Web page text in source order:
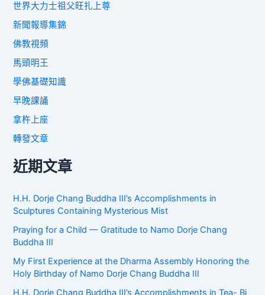
世界大力士祖父旺扎上尊
新聞報導集錦
佛教視頻
馬頭明王
學佛基礎知識
早晚課誦
拿杵上座
轉發文章
近期文章
H.H. Dorje Chang Buddha III’s Accomplishments in
Sculptures Containing Mysterious Mist
Praying for a Child — Gratitude to Namo Dorje Chang
Buddha III
My First Experience at the Dharma Assembly Honoring the
Holy Birthday of Namo Dorje Chang Buddha III
H.H. Dorje Chang Buddha III’s Accomplishments in Tea- Bi